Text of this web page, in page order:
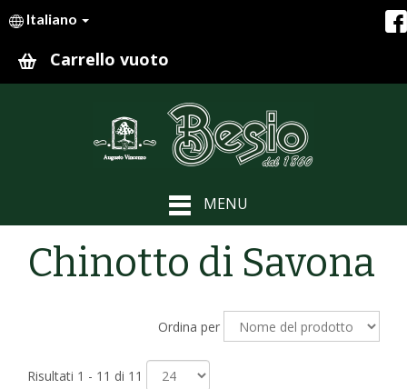
Italiano
Carrello vuoto
MENU
Chinotto di Savona
Ordina per
Risultati 1 - 11 di 11